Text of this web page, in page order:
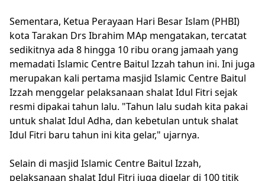
Sementara, Ketua Perayaan Hari Besar Islam (PHBI)
kota Tarakan Drs Ibrahim MAp mengatakan, tercatat
sedikitnya ada 8 hingga 10 ribu orang jamaah yang
memadati Islamic Centre Baitul Izzah tahun ini. Ini juga
merupakan kali pertama masjid Islamic Centre Baitul
Izzah menggelar pelaksanaan shalat Idul Fitri sejak
resmi dipakai tahun lalu. "Tahun lalu sudah kita pakai
untuk shalat Idul Adha, dan kebetulan untuk shalat
Idul Fitri baru tahun ini kita gelar," ujarnya.
Selain di masjid Islamic Centre Baitul Izzah,
pelaksanaan shalat Idul Fitri juga digelar di 100 titik